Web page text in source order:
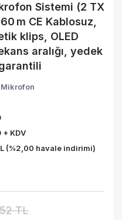
Sistemi (2 TX
m CE Kablosuz,
klips, OLED
aralığı, yedek
+ KDV
(%2,00 havale indirimi)
TL